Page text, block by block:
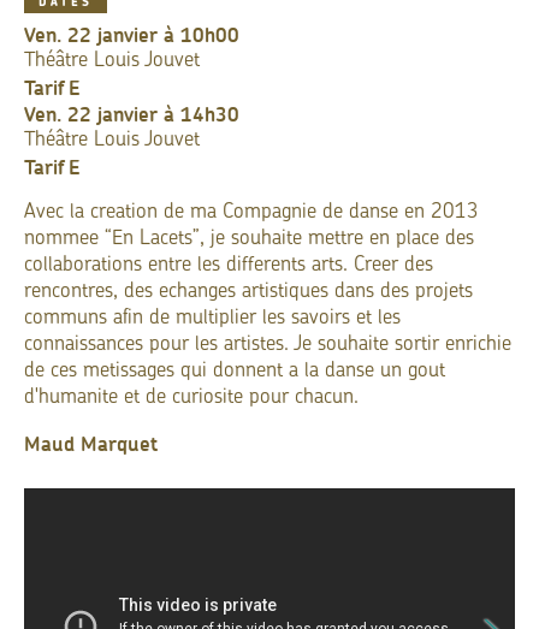
DATES
ven. 22 janvier à 10h00
Théâtre Louis Jouvet
TarifE
ven. 22 janvier à 14h30
Théâtre Louis Jouvet
TarifE
Avec la creation de ma Compagnie de danse en 2013
nommee “En Lacets”, je souhaite mettre en place des
collaborations entre les differents arts. Creer des
rencontres, des echanges artistiques dans des projets
communs afin de multiplier les savoirs et les
connaissances pour les artistes. Je souhaite sortir enrichie
de ces metissages qui donnent a la danse un gout
d'humanite et de curiosite pour chacun.
Maud Marquet